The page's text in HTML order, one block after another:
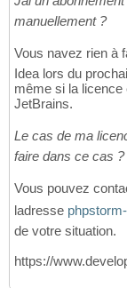
manuellement ?
Vous navez rien
Idea lors du
même si la
JetBrains.
Le cas de ma
faire dans ce cas ?
Vous pouvez
ladresse
de votre situation.
https://